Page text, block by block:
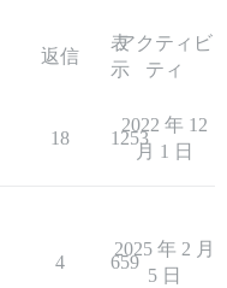
返信
表
示
アクティビ
ティ
18 1253
2022 年 12
月 1 日
4 659
2025 年 2 月
5 日